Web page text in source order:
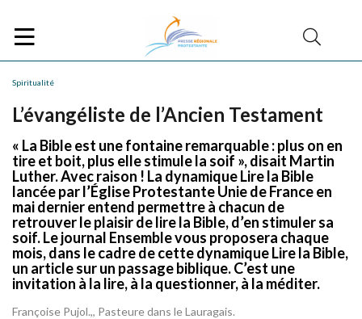
Spiritualité
L’évangéliste de l’Ancien Testament
« La Bible est une fontaine remarquable : plus on en
tire et boit, plus elle stimule la soif », disait Martin
Luther. Avec raison ! La dynamique Lire la Bible
lancée par l’Église Protestante Unie de France en
mai dernier entend permettre à chacun de
retrouver le plaisir de lire la Bible, d’en stimuler sa
soif. Le journal Ensemble vous proposera chaque
mois, dans le cadre de cette dynamique Lire la Bible,
un article sur un passage biblique. C’est une
invitation à la lire, à la questionner, à la méditer.
Françoise Pujol.,, Pasteure dans le Lauragais.